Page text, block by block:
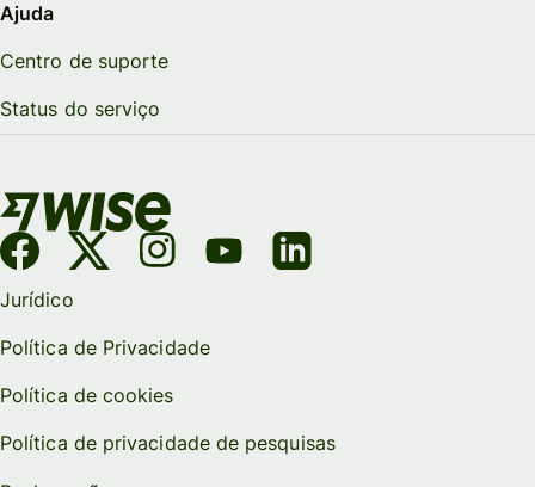
Ajuda
Centro de suporte
Status do serviço
Jurídico
Política de Privacidade
Política de cookies
Política de privacidade de pesquisas